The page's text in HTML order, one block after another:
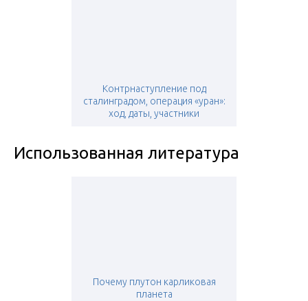
Контрнаступление под
сталинградом, операция «уран»:
ход, даты, участники
Использованная литература
Почему плутон карликовая
планета